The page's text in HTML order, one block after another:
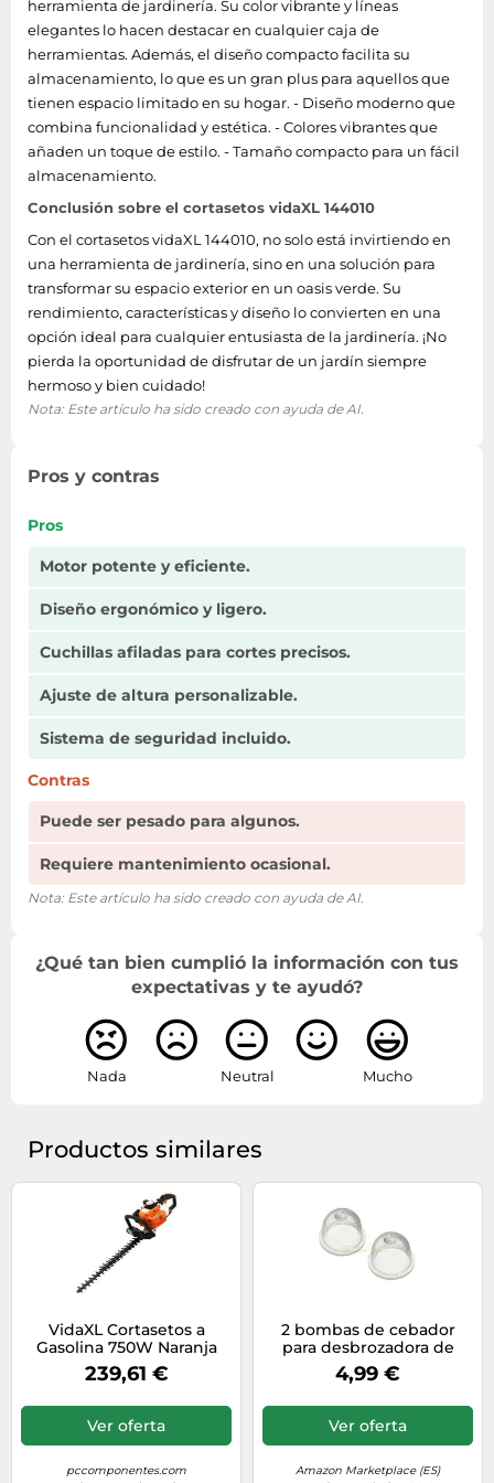
herramienta de jardinería. Su color vibrante y líneas
elegantes lo hacen destacar en cualquier caja de
herramientas. Además, el diseño compacto facilita su
almacenamiento, lo que es un gran plus para aquellos que
tienen espacio limitado en su hogar. - Diseño moderno que
combina funcionalidad y estética. - Colores vibrantes que
añaden un toque de estilo. - Tamaño compacto para un fácil
almacenamiento.
Conclusión sobre el cortasetos vidaXL 144010
Con el cortasetos vidaXL 144010, no solo está invirtiendo en
una herramienta de jardinería, sino en una solución para
transformar su espacio exterior en un oasis verde. Su
rendimiento, características y diseño lo convierten en una
opción ideal para cualquier entusiasta de la jardinería. ¡No
pierda la oportunidad de disfrutar de un jardín siempre
hermoso y bien cuidado!
Nota: Este artículo ha sido creado con ayuda de AI.
Pros y contras
Pros
Motor potente y eficiente.
Diseño ergonómico y ligero.
Cuchillas afiladas para cortes precisos.
Ajuste de altura personalizable.
Sistema de seguridad incluido.
Contras
Puede ser pesado para algunos.
Requiere mantenimiento ocasional.
Nota: Este artículo ha sido creado con ayuda de AI.
¿Qué tan bien cumplió la información con tus
expectativas y te ayudó?
Nada Neutral Mucho
Productos similares
VidaXL Cortasetos a
Gasolina 750W Naranja
239,61 €
Ver oferta
pccomponentes.com
2 bombas de cebador
para desbrozadora de
gasolina de 23, 25, 26, 32,
33, 43, 52 cc
4,99 €
Ver oferta
Amazon Marketplace (ES)